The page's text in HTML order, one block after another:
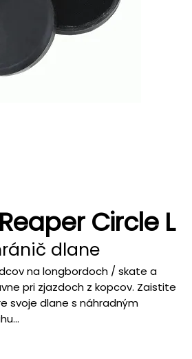
Circle L
dlane
na longbordoch / skate a
pri zjazdoch z kopcov. Zaistite
svoje dlane s náhradným